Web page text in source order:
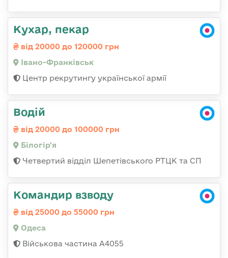
Кухар, пекар
від 20000 до 120000 грн
Івано-Франківськ
Центр рекрутингу української армії
Водій
від 20000 до 100000 грн
Білогір'я
Четвертий відділ Шепетівського РТЦК та СП
Командир взводу
від 25000 до 55000 грн
Одеса
Військова частина А4055